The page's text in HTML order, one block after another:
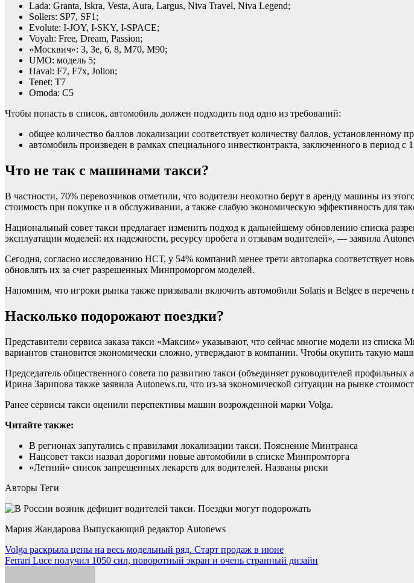
Lada: Granta, Iskra, Vesta, Aura, Largus, Niva Travel, Niva Legend;
Sollers: SP7, SF1;
Evolute: I-JOY, I-SKY, I-SPACE;
Voyah: Free, Dream, Passion;
«Москвич»: 3, 3е, 6, 8, М70, М90;
UMO: модель 5;
Haval: F7, F7x, Jolion;
Tenet: T7
Omoda: C5
Чтобы попасть в список, автомобиль должен подходить под одно из требований:
общее количество баллов локализации соответствует количеству баллов, установленному
автомобиль произведен в рамках специального инвестконтракта, заключенного в период с
Что не так с машинами такси?
В частности, 70% перевозчиков отметили, что водители неохотно берут в аренду машины из
стоимость при покупке и в обслуживании, а также слабую экономическую эффективность для
Национальный совет такси предлагает изменить подход к дальнейшему обновлению списка
эксплуатации моделей: их надежности, ресурсу пробега и отзывам водителей», — заявила
Сегодня, согласно исследованию НСТ, у 54% компаний менее трети автопарка соответствует
обновлять их за счет разрешенных Минпроморгом моделей.
Напомним, что игроки рынка также призывали включить автомобили Solaris и Belgee в перечень
Насколько подорожают поездки?
Представители сервиса заказа такси «Максим» указывают, что сейчас многие модели из
вариантов становится экономически сложно, утверждают в компании. Чтобы окупить такую
Председатель общественного совета по развитию такси (объединяет руководителей
Ирина Зарипова также заявила Autonews.ru, что из-за экономической ситуации на рынке
Ранее сервисы такси оценили перспективы машин возрожденной марки Volga.
Читайте также:
В регионах запутались с правилами локализации такси. Пояснение Минтранса
Нацсовет такси назвал дорогими новые автомобили в списке Минпромторга
«Летний» список запрещенных лекарств для водителей. Названы риски
Авторы Теги
Мария Жандарова Выпускающий редактор Autonews
Навигация
по
Volga раскрыла цены на весь модельный ряд. Старт продаж в июне
Ferrari Luce получил 1050 сил, поворотный экран и очень странный дизайн